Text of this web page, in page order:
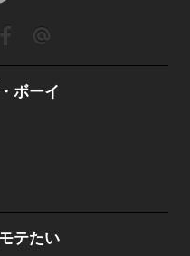
ボーイ
テたい